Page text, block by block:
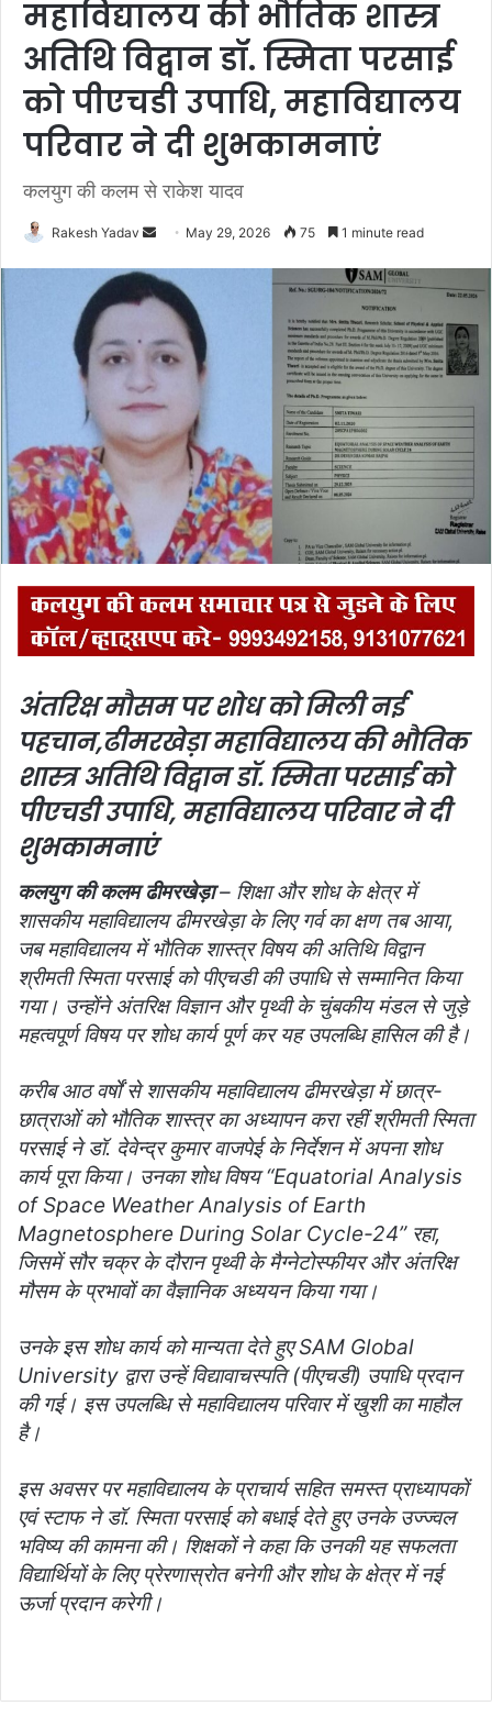
महाविद्यालय की भौतिक शास्त्र
अतिथि विद्वान डॉ. स्मिता परसाई
को पीएचडी उपाधि, महाविद्यालय
परिवार ने दी शुभकामनाएं
कलयुग की कलम से राकेश यादव
Rakesh Yadav
n
a
n
e
a
May 29, 2026 75 1 minute read
अंतरिक्ष मौसम पर शोध को मिली नई
पहचान,ढीमरखेड़ा महाविद्यालय की भौतिक
शास्त्र अतिथि विद्वान डॉ. स्मिता परसाई को
पीएचडी उपाधि, महाविद्यालय परिवार ने दी
शुभकामनाएं
कलयुग की कलम ढीमरखेड़ा– शिक्षा और शोध के क्षेत्र में
शासकीय महाविद्यालय ढीमरखेड़ा के लिए गर्व का क्षण तब आया,
जब महाविद्यालय में भौतिक शास्त्र विषय की अतिथि विद्वान
श्रीमती स्मिता परसाई को पीएचडी की उपाधि से सम्मानित किया
गया। उन्होंने अंतरिक्ष विज्ञान और पृथ्वी के चुंबकीय मंडल से जुड़े
महत्वपूर्ण विषय पर शोध कार्य पूर्ण कर यह उपलब्धि हासिल की है।
करीब आठ वर्षों से शासकीय महाविद्यालय ढीमरखेड़ा में छात्र-
छात्राओं को भौतिक शास्त्र का अध्यापन करा रहीं श्रीमती स्मिता
परसाई ने डॉ. देवेन्द्र कुमार वाजपेई के निर्देशन में अपना शोध
कार्य पूरा किया। उनका शोध विषय “Equatorial Analysis
of Space Weather Analysis of Earth
Magnetosphere During Solar Cycle-24” रहा,
जिसमें सौर चक्र के दौरान पृथ्वी के मैग्नेटोस्फीयर और अंतरिक्ष
मौसम के प्रभावों का वैज्ञानिक अध्ययन किया गया।
उनके इस शोध कार्य को मान्यता देते हुए SAM Global
University द्वारा उन्हें विद्यावाचस्पति (पीएचडी) उपाधि प्रदान
की गई। इस उपलब्धि से महाविद्यालय परिवार में खुशी का माहौल
है।
इस अवसर पर महाविद्यालय के प्राचार्य सहित समस्त प्राध्यापकों
एवं स्टाफ ने डॉ. स्मिता परसाई को बधाई देते हुए उनके उज्ज्वल
भविष्य की कामना की। शिक्षकों ने कहा कि उनकी यह सफलता
विद्यार्थियों के लिए प्रेरणास्रोत बनेगी और शोध के क्षेत्र में नई
ऊर्जा प्रदान करेगी।